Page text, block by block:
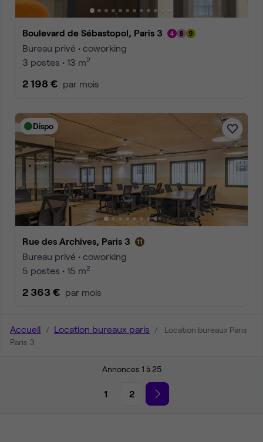
Boulevard de Sébastopol, Paris 3
Bureau privé • coworking
3 postes • 13 m2
2 198 € par mois
Dispo
Rue des Archives, Paris 3
Bureau privé • coworking
5 postes • 15 m2
2 363 € par mois
Accueil Location bureaux paris
Location bureaux Paris
Paris 3
Annonces 1 à 25
1 2